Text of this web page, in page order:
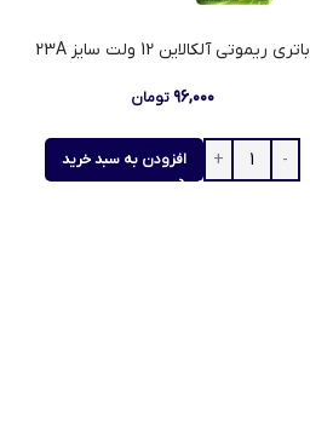
باتری ریموتی آلکالاین 12 ولت سایز 23A
۹۶,۰۰۰تومان
افزودن به سبد خرید